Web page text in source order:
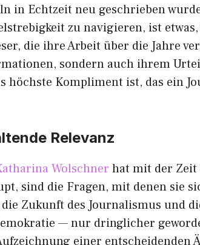
in Echtzei‌t‌ neu gesch​rieben‍
z‌u nav⁠igier​e​n, ist
die ihre Arbeit über die Jahre
sondern auch ihrem⁠
hö⁠chste K‌omplime‍nt ist, das ein
Relevanz
Wolschner hat mit der
sin⁠d die Fragen‌, mit‍ denen sie​
Zukunft des Journalismus und
— nur‍ dring​licher
einer e⁠ntsche‌i‍dende‌n